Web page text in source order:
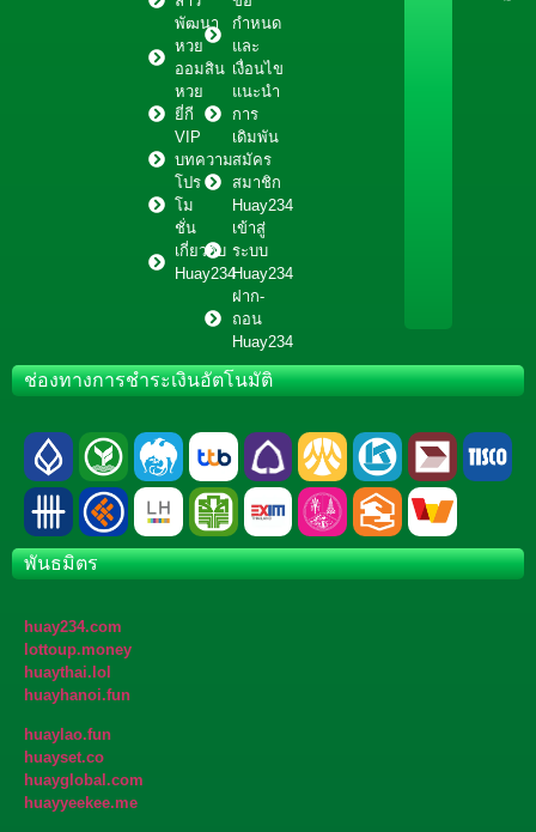
พัฒนา
หวย
ออมสิน
หวย
ยี่กี
VIP
บทความ
โปร
โม
ชั่น
เกี่ยวกับ
Huay234
กำหนด
และ
เงื่อนไข
แนะนำ
การ
เดิมพัน
สมัคร
สมาชิก
Huay234
เข้าสู่
ระบบ
Huay234
ฝาก-
ถอน
Huay234
ช่องทางการชำระเงินอัตโนมัติ
พันธมิตร
huay234.com
lottoup.money
huaythai.lol
huayhanoi.fun
huaylao.fun
huayset.co
huayglobal.com
huayyeekee.me